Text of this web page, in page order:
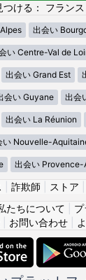
ける： フランス
出会い
い Centre-Val de
出会い Grand Est
会い Guyane 出会
出会い La Réunion
い Nouvelle-
出会い
詐欺師 ストア
たちについて
| お問い合わせ|